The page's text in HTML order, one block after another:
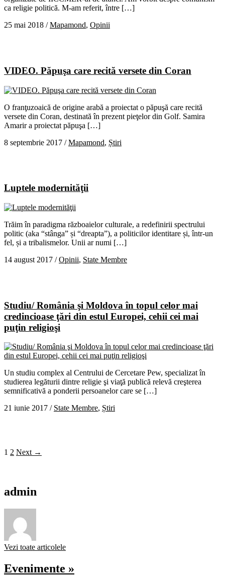
ca religie politică. M-am referit, între […]
25 mai 2018 /Mapamond, Opinii
VIDEO. Păpuşa care recită versete din Coran
O franţuzoaică de origine arabă a proiectat o păpuşă care recită
versete din Coran, destinată în prezent pieţelor din Golf. Samira
Amarir a proiectat păpuşa […]
8 septembrie 2017 /Mapamond, Știri
Luptele modernităţii
Trăim în paradigma războaielor culturale, a redefinirii spectrului
politic (aka “stânga” și “dreapta”), a politicilor identitare și, într-un
fel, și a tribalismelor. Unii ar numi […]
14 august 2017 /Opinii, State Membre
Studiu/ România şi Moldova în topul celor mai
credincioase ţări din estul Europei, cehii cei mai
puţin religioşi
Un studiu complex al Centrului de Cercetare Pew, specializat în
studierea legăturii dintre religie şi viaţă publică relevă creşterea
semnificativă a ponderii persoanelor care se […]
21 iunie 2017 / State Membre, Știri
1 2 Next →
admin
Vezi toate articolele
Evenimente »